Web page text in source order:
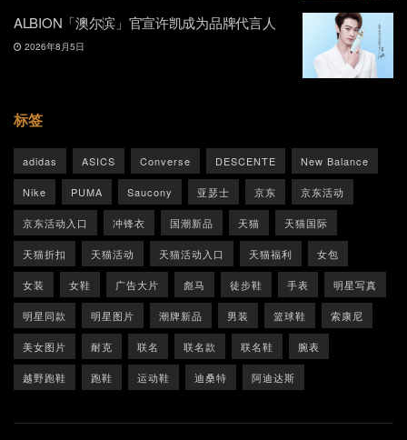
ALBION「澳尔滨」官宣许凯成为品牌代言人
2026年8月5日
标签
adidas ASICS Converse DESCENTE New Balance
Nike PUMA Saucony 亚瑟士 京东 京东活动
京东活动入口 冲锋衣 国潮新品 天猫 天猫国际
天猫折扣 天猫活动 天猫活动入口 天猫福利 女包
女装 女鞋 广告大片 彪马 徒步鞋 手表 明星写真
明星同款 明星图片 潮牌新品 男装 篮球鞋 索康尼
美女图片 耐克 联名 联名款 联名鞋 腕表
越野跑鞋 跑鞋 运动鞋 迪桑特 阿迪达斯